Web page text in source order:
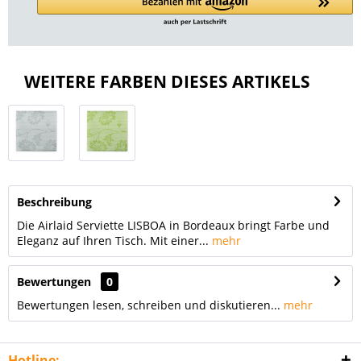
WEITERE FARBEN DIESES ARTIKELS
Beschreibung
Die Airlaid Serviette LISBOA in Bordeaux bringt Farbe und
Eleganz auf Ihren Tisch. Mit einer... mehr
Bewertungen
0
Bewertungen lesen, schreiben und diskutieren... mehr